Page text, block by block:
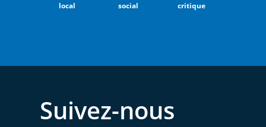
local
social
critique
Suivez-nous